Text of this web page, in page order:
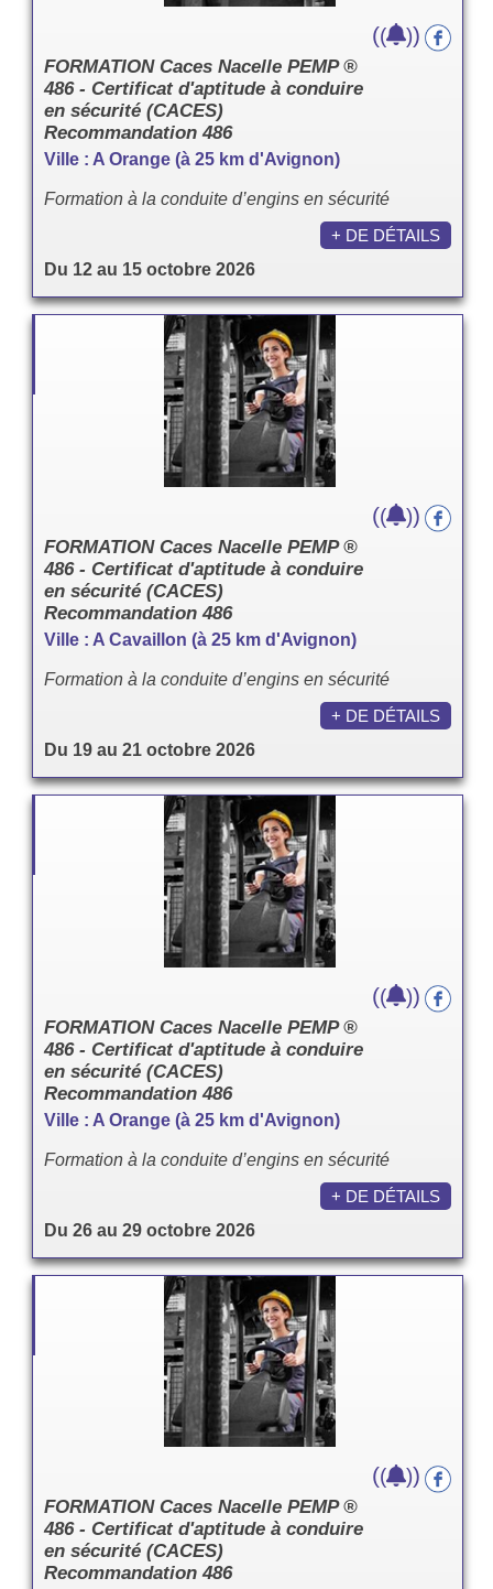
FORMATION Caces Nacelle PEMP ®
486 - Certificat d'aptitude à conduire
en sécurité (CACES)
Recommandation 486
Ville : A Orange (à 25 km d'Avignon)
Formation à la conduite d’engins en sécurité
Du 12 au 15 octobre 2026
(( ))
+ DE DÉTAILS
FORMATION Caces Nacelle PEMP ®
486 - Certificat d'aptitude à conduire
en sécurité (CACES)
Recommandation 486
Ville : A Cavaillon (à 25 km d'Avignon)
Formation à la conduite d’engins en sécurité
Du 19 au 21 octobre 2026
(( ))
+ DE DÉTAILS
FORMATION Caces Nacelle PEMP ®
486 - Certificat d'aptitude à conduire
en sécurité (CACES)
Recommandation 486
Ville : A Orange (à 25 km d'Avignon)
Formation à la conduite d’engins en sécurité
Du 26 au 29 octobre 2026
(( ))
+ DE DÉTAILS
FORMATION Caces Nacelle PEMP ®
486 - Certificat d'aptitude à conduire
en sécurité (CACES)
Recommandation 486
(( ))